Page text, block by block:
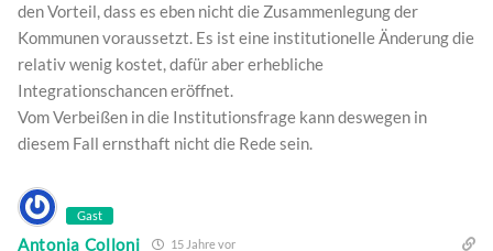
den Vorteil, dass es eben nicht die Zusammenlegung der
Kommunen voraussetzt. Es ist eine institutionelle Änderung die
relativ wenig kostet, dafür aber erhebliche
Integrationschancen eröffnet.
Vom Verbeißen in die Institutionsfrage kann deswegen in
diesem Fall ernsthaft nicht die Rede sein.
Gast
Antonia Colloni 15 Jahre vor